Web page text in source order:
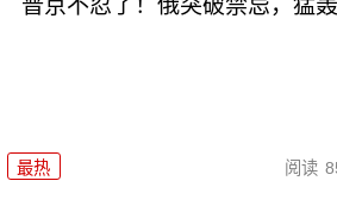
普京不忍了！俄突破禁忌，猛
最热 阅读